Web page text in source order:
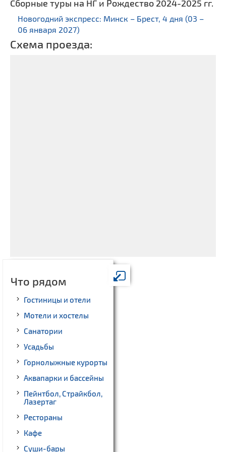
Сборные туры на НГ и Рождество 2024-2025 гг.
Новогодний экспресс: Минск – Брест, 4 дня (03 –
06 января 2027)
Схема проезда:
Что рядом
Гостиницы и отели
Мотели и хостелы
Санатории
Усадьбы
Горнолыжные курорты
Аквапарки и бассейны
Пейнтбол, Страйкбол,
Лазертаг
Рестораны
Кафе
Суши-бары